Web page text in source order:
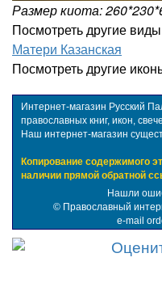
Размер киота:
Посмотреть другие
Матери Казанская
Посмотреть другие
Интернет-магазин Русский
православных книг, икон,
Наш интернет-магазин
Копирование содержимого
наличии прямой обратной
Нашли
© Православный
e-mail